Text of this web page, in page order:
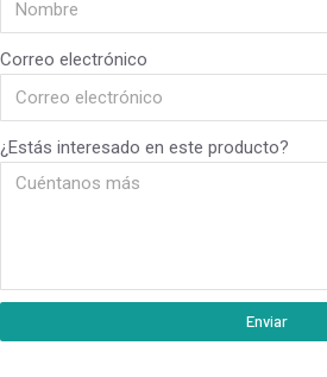
Correo electrónico
¿Estás interesado en este producto?
Enviar